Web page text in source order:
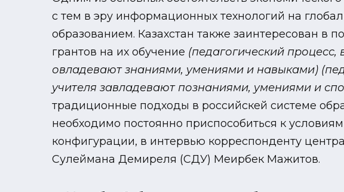
с тем в эру информационных технологий на
образованием. Казахстан также заинтересован в
грантов на их обучение (педагогический процесс,
овладевают знаниями, умениями и навыками)
учителя завладевают познаниями, умениями и
традиционные подходы в российскей системе
необходимо постоянно приспособиться к
конфигурации, в интервью корреспонденту
Сулеймана Демиреля (СДУ) Меирбек Мажитов.